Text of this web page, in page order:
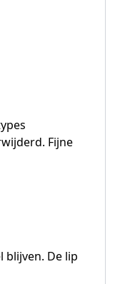
Fijne
blijven. De lip